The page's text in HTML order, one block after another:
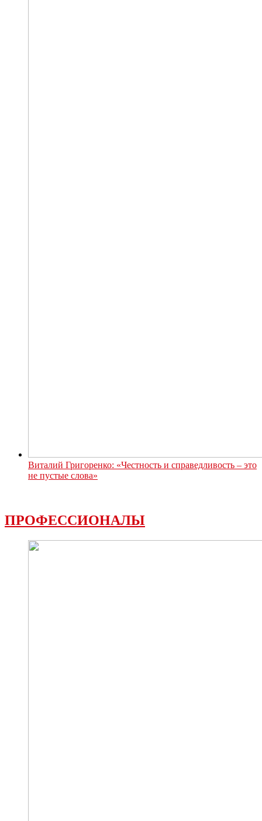
Виталий Григоренко: «Честность и справедливость – это
не пустые слова»
ПРОФЕССИОНАЛЫ